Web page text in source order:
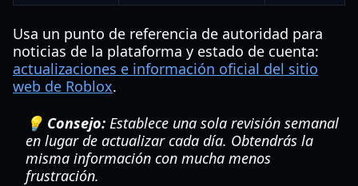
Usa un punto de referencia de autoridad para
noticias de la plataforma y estado de cuenta:
actualizaciones e información oficial del sitio
web de Roblox.
💡 Consejo: Establece una sola revisión semanal
en lugar de actualizar cada día. Obtendrás la
misma información con mucha menos
frustración.